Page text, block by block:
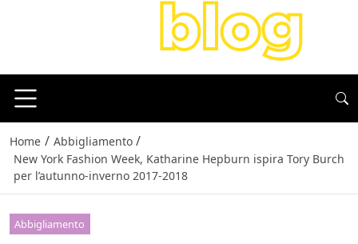
Home / Abbigliamento /
New York Fashion Week, Katharine Hepburn ispira Tory Burch
per l’autunno-inverno 2017-2018
Abbigliamento